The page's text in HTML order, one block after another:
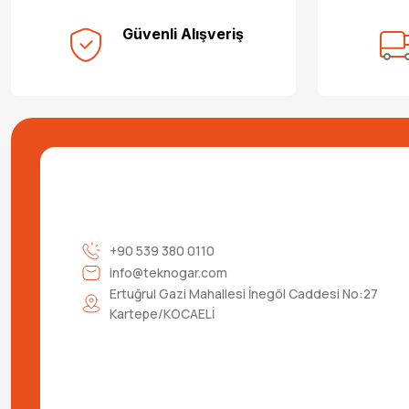
Güvenli Alışveriş
+90 539 380 0110
info@teknogar.com
Ertuğrul Gazi Mahallesi İnegöl Caddesi No:27
Kartepe/KOCAELİ